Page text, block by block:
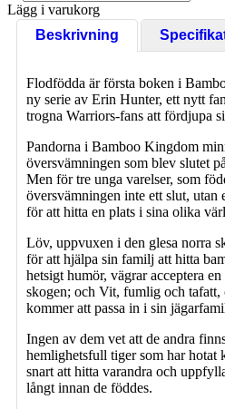
Lägg i varukorg
Beskrivning
Flodfödda är första boken i
ny serie av Erin Hunter, ett nytt
trogna Warriors-fans att fördjupa
Pandorna i Bamboo Kingdom
översvämningen som blev slutet
Men för tre unga varelser, som
översvämningen inte ett slut, utan
för att hitta en plats i sina olika
Löv, uppvuxen i den glesa norra
för att hjälpa sin familj att hitta
hetsigt humör, vägrar acceptera
skogen; och Vit, fumlig och
kommer att passa in i sin
Ingen av dem vet att de andra
hemlighetsfull tiger som har hotat
snart att hitta varandra och
långt innan de föddes.